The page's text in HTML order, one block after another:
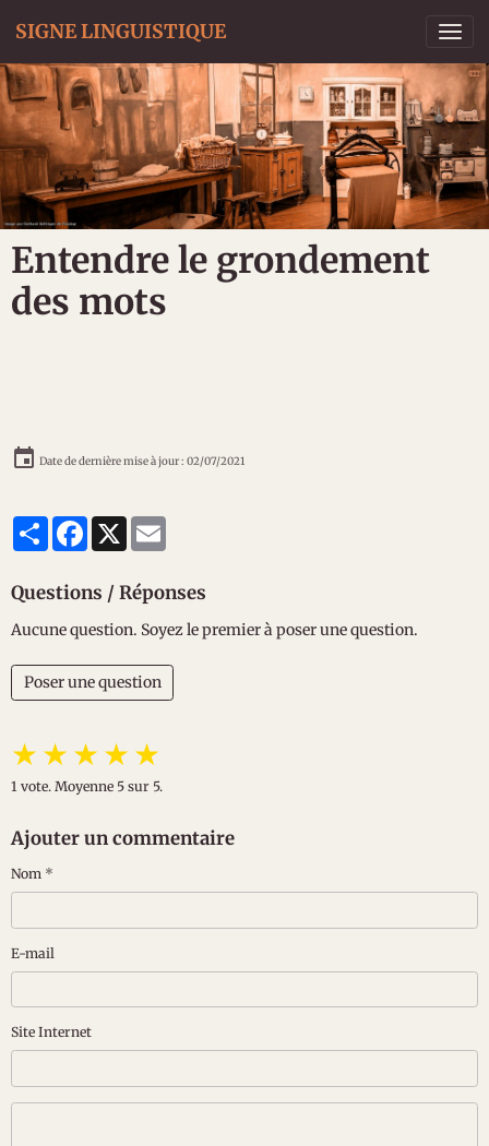
SIGNE LINGUISTIQUE
Entendre le grondement
des mots
Date de dernière mise à jour : 02/07/2021
PartagerFacebook
X
Questions / Réponses
Aucune question. Soyez le premier à poser une question.
Poser une question
★★★★★
1 vote. Moyenne 5 sur 5.
Ajouter un commentaire
Nom
E-mail
Site Internet